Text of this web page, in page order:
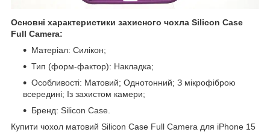
Основні характеристики захисного чохла Silicon Case
Full Camera:
Матеріал: Силікон;
Тип (форм-фактор): Накладка;
Особливості: Матовий; Однотонний; З мікрофіброю
всередині; Із захистом камери;
Бренд: Silicon Case.
Купити чохол матовий Silicon Case Full Camera для iPhone 15